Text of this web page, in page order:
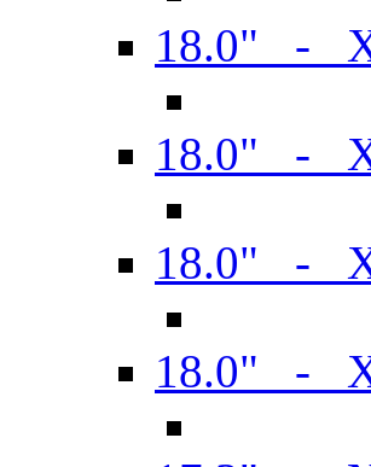
18.0" -
18.0" -
18.0" -
18.0" -